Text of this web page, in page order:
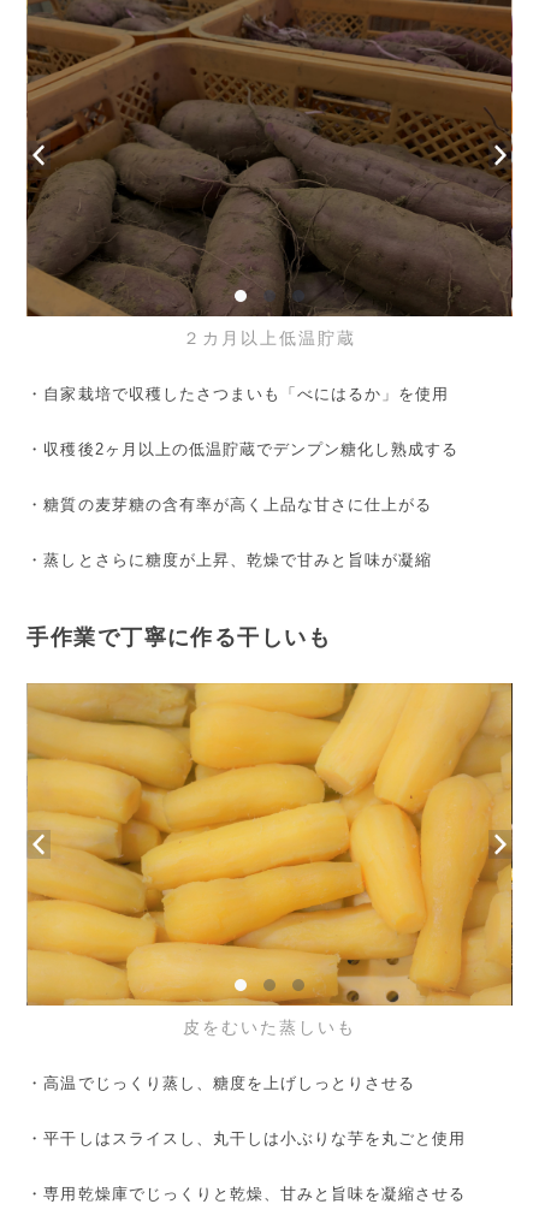
２カ月以上低温貯蔵
・自家栽培で収穫したさつまいも「べにはるか」を使用
・収穫後2ヶ月以上の低温貯蔵でデンプン糖化し熟成する
・糖質の麦芽糖の含有率が高く上品な甘さに仕上がる
・蒸しとさらに糖度が上昇、乾燥で甘みと旨味が凝縮
手作業で丁寧に作る干しいも
皮をむいた蒸しいも
・高温でじっくり蒸し、糖度を上げしっとりさせる
・平干しはスライスし、丸干しは小ぶりな芋を丸ごと使用
・専用乾燥庫でじっくりと乾燥、甘みと旨味を凝縮させる